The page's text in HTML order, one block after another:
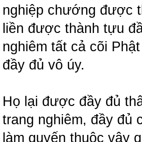
nghiệp chướng được
liền được thành tựu
nghiêm tất cả cõi
đầy đủ vô úy.
Họ lại được đầy đủ
trang nghiêm, đầy đủ
làm quyến thuộc vây